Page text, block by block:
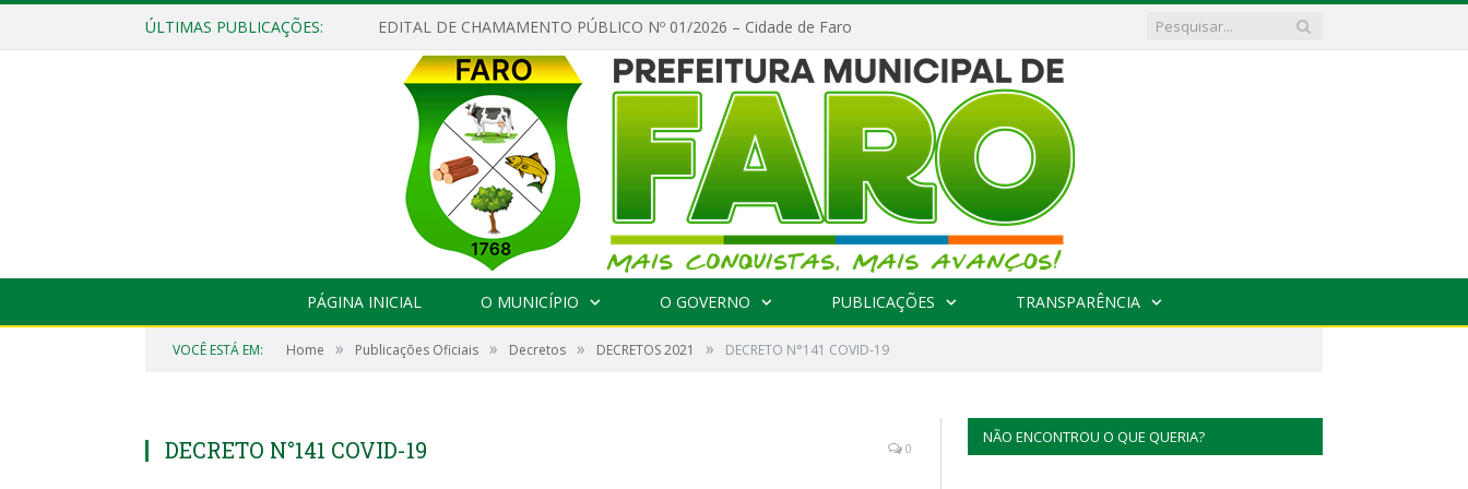
ÚLTIMAS PUBLICAÇÕES: EDITAL DE CHAMAMENTO PÚBLICO Nº 01/2026 – Cidade de Faro
PÁGINA INICIAL O MUNICÍPIO O GOVERNO PUBLICAÇÕES TRANSPARÊNCIA
VOCÊ ESTÁ EM: Home » Publicações Oficiais » Decretos » DECRETOS 2021 » DECRETO N°141 COVID-19
DECRETO N°141 COVID-19 0
NÃO ENCONTROU O QUE QUERIA?